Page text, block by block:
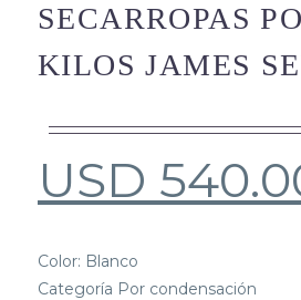
SECARROPAS
KILOS JAMES
USD
Color: Blanco
Categoría Por condensación